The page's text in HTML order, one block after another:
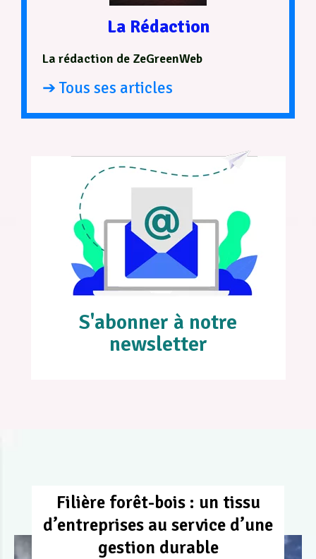
La Rédaction
La rédaction de ZeGreenWeb
➔ Tous ses articles
S'abonner à notre
newsletter
Filière forêt-bois : un tissu
d’entreprises au service d’une
gestion durable